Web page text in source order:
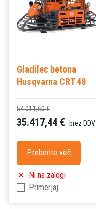
Gladilec betona
Husqvarna CRT 48
54.011,60 €
35.417,44 € brez DDV
Preberite več
Ni na zalogi
Primerjaj